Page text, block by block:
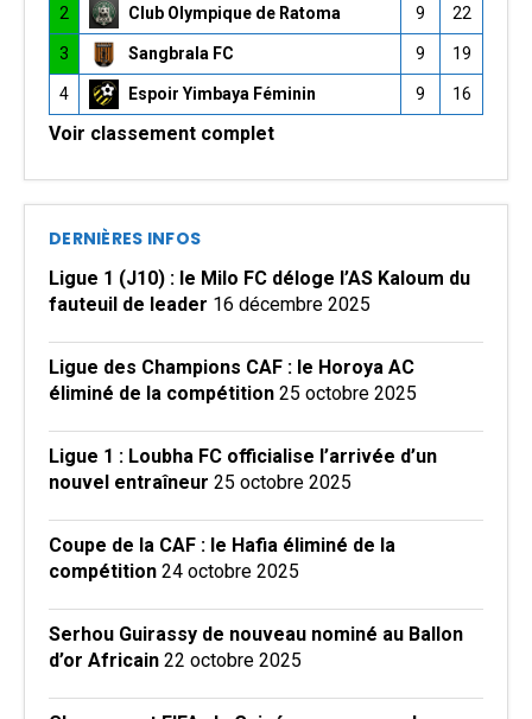
2 Club Olympique de Ratoma 9 22
3 Sangbrala FC 9 19
4 Espoir Yimbaya Féminin 9 16
Voir classement complet
DERNIÈRES INFOS
Ligue 1 (J10) : le Milo FC déloge l’AS Kaloum du
fauteuil de leader 16 décembre 2025
Ligue des Champions CAF : le Horoya AC
éliminé de la compétition 25 octobre 2025
Ligue 1 : Loubha FC officialise l’arrivée d’un
nouvel entraîneur 25 octobre 2025
Coupe de la CAF : le Hafia éliminé de la
compétition 24 octobre 2025
Serhou Guirassy de nouveau nominé au Ballon
d’or Africain 22 octobre 2025